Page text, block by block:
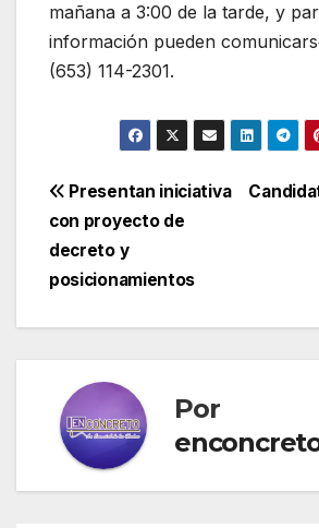
mañana a 3:00 de la tarde, y
información pueden
(653) 114-2301.
Navegación
de
entradas
Presentan iniciativa
con proyecto de
decreto y
posicionamientos
Por